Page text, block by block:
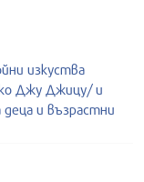
изкуства
Джу Джицу/ и
и възрастни